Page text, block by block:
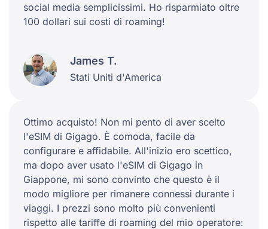
social media semplicissimi. Ho risparmiato oltre
100 dollari sui costi di roaming!
James T.
Stati Uniti d'America
Ottimo acquisto! Non mi pento di aver scelto
l'eSIM di Gigago. È comoda, facile da
configurare e affidabile. All'inizio ero scettico,
ma dopo aver usato l'eSIM di Gigago in
Giappone, mi sono convinto che questo è il
modo migliore per rimanere connessi durante i
viaggi. I prezzi sono molto più convenienti
rispetto alle tariffe di roaming del mio operatore: